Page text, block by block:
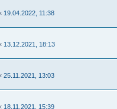
19.04.2022, 11:38
13.12.2021, 18:13
25.11.2021, 13:03
18.11.2021, 15:39